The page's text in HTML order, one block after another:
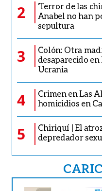
2
‘Terror de las
Anabel no han
sepultura
3
Colón: Otra
desaparecido en
Ucrania
4
Crimen en Las
homicidios en
5
Chiriquí | El
depredador